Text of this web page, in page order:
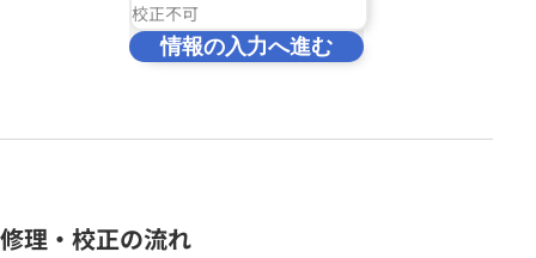
校正不可
情報の入力へ進む
修理・校正の流れ